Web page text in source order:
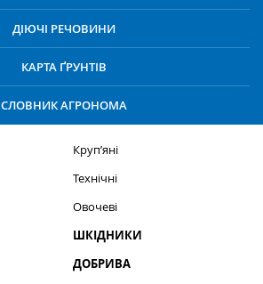
ДІЮЧІ РЕЧОВИНИ
КАРТА ҐРУНТІВ
СЛОВНИК АГРОНОМА
Круп’яні
Технічні
Овочеві
ШКІДНИКИ
ДОБРИВА